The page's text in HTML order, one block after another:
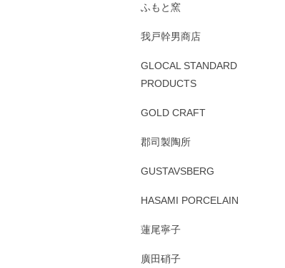
ふもと窯
我戸幹男商店
GLOCAL STANDARD
PRODUCTS
GOLD CRAFT
郡司製陶所
GUSTAVSBERG
HASAMI PORCELAIN
蓮尾寧子
廣田硝子